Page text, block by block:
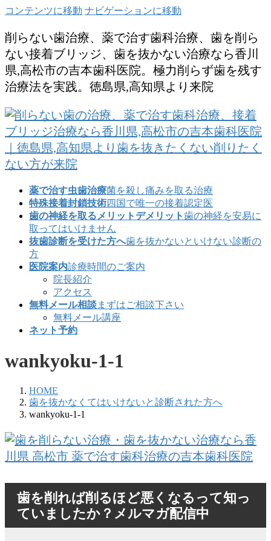
コンテンツに移動 ナビゲーションに移動
削らない歯治療、薬で治す歯科治療、歯を削ら
ない接着ブリッジ、歯を抜かない治療なら香川
県,高松市の吉本歯科医院。極力削らず歯を残す
治療法を実践。徳島県,高知県より来院
薬で治す虫歯治療菌を殺し痛みを取る治療
特殊接着封鎖技術四国で唯一の接着認定医
歯の神経を取るメリットデメリット歯の神経を安易に
取ってはいけません
抜歯診断を受けた方へ歯を抜かないといけない診断の
方
医院案内診療時間のご案内
院長紹介
アクセス
無料メール相談まずはご相談下さい
無料メール講座
ネット予約
wankyoku-1-1
HOME
歯を抜かなくてはいけないと診断された方へ
wankyoku-1-1
歯を削れば削るほど悪くなるって知っ
ていましたか？メルマガ配信中